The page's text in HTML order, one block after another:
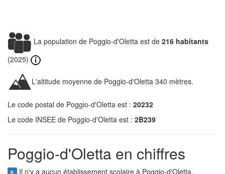
La population de Poggio-d'Oletta est de 216 habitants
(2025)
L'altitude moyenne de Poggio-d'Oletta 340 mètres.
Le code postal de Poggio-d'Oletta est : 20232
Le code INSEE de Poggio-d'Oletta est : 2B239
Poggio-d'Oletta en chiffres
0 Il n'y a aucun établissement scolaire à Poggio-d'Oletta.